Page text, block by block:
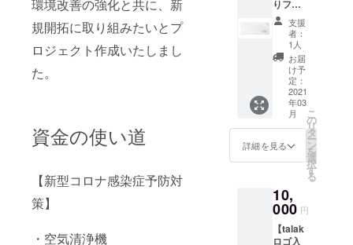
環境改善の強化と共に、新
規開拓に取り組みたいとプ
ロジェクト作成いたしまし
た。
資金の使い道
【新型コロナ感染症予防対
策】
・空気清浄機
シュ ・
疲労 ・
ストレ
ス の中
から一
つお選
びくだ
さい。
スィー
トアー
モンド
オイル
ぞれ2種
油をブ
レン
ド。 ご
来店い
りフェ
イスタ
オル】
1枚 カ
ラー
(ホワイ
ト) サイ
ズ
(85×34
cm) と
お礼の
お手紙
(ご希望
の方に
ル)お送
りさせ
ていた
だきま
支援
者：
1人
お届
け予
定：
2021
年03
月
詳細を見る
こ
の
リ
タ
ー
ン
を
選
択
す
る
10,
000 円
【talak
ロゴ入